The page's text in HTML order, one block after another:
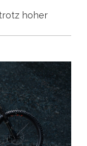
hoher